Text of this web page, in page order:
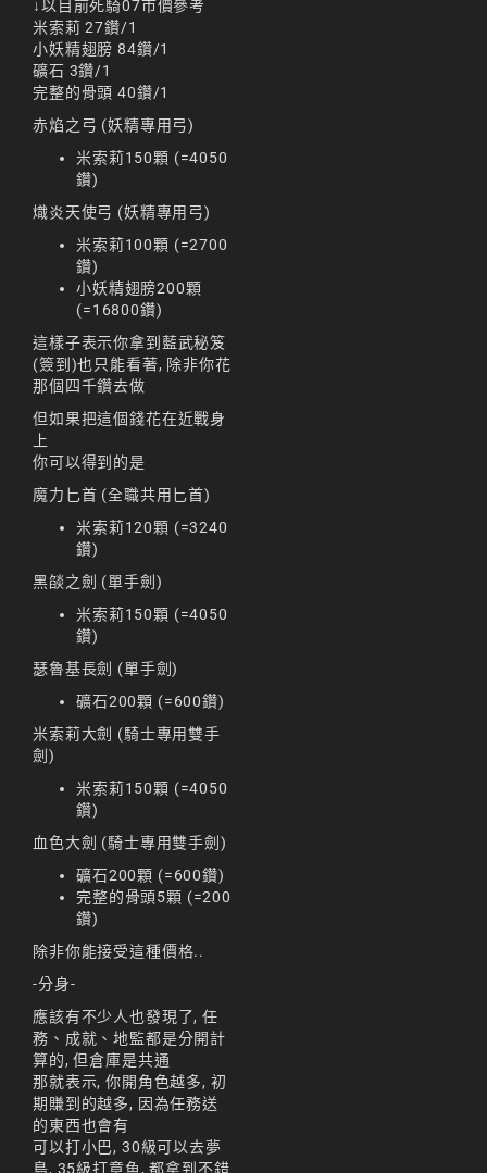
↓以目前死騎07市價參考
米索莉 27鑽/1
小妖精翅膀 84鑽/1
礦石 3鑽/1
完整的骨頭 40鑽/1
赤焰之弓 (妖精專用弓)
米索莉150顆 (=4050
鑽)
熾炎天使弓 (妖精專用弓)
米索莉100顆 (=2700
鑽)
小妖精翅膀200顆
(=16800鑽)
這樣子表示你拿到藍武秘笈
(簽到)也只能看著, 除非你花
那個四千鑽去做
但如果把這個錢花在近戰身
上
你可以得到的是
魔力匕首 (全職共用匕首)
米索莉120顆 (=3240
鑽)
黑燄之劍 (單手劍)
米索莉150顆 (=4050
鑽)
瑟魯基長劍 (單手劍)
礦石200顆 (=600鑽)
米索莉大劍 (騎士專用雙手
劍)
米索莉150顆 (=4050
鑽)
血色大劍 (騎士專用雙手劍)
礦石200顆 (=600鑽)
完整的骨頭5顆 (=200
鑽)
除非你能接受這種價格..
-分身-
應該有不少人也發現了, 任
務、成就、地監都是分開計
算的, 但倉庫是共通
那就表示, 你開角色越多, 初
期賺到的越多, 因為任務送
的東西也會有
可以打小巴, 30級可以去夢
島, 35級打章魚, 都拿到不錯